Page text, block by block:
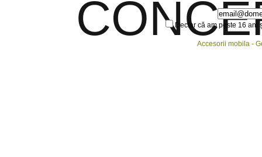
Declar că am peste 16 ani
Accesorii mobila -